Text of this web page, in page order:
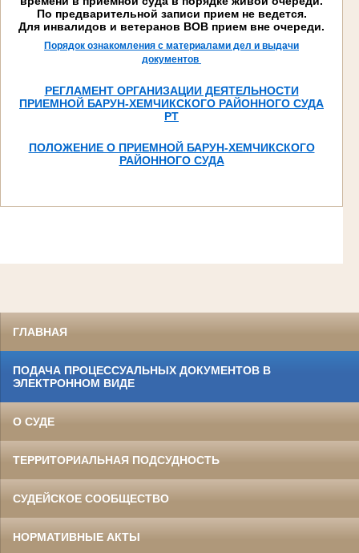
По предварительной записи прием не ведется.
Для инвалидов и ветеранов ВОВ прием вне очереди.
Порядок ознакомления с материалами дел и выдачи
документов
РЕГЛАМЕНТ ОРГАНИЗАЦИИ ДЕЯТЕЛЬНОСТИ
ПРИЕМНОЙ БАРУН-ХЕМЧИКСКОГО РАЙОННОГО СУДА
РТ
ПОЛОЖЕНИЕ О ПРИЕМНОЙ БАРУН-ХЕМЧИКСКОГО
РАЙОННОГО СУДА
ГЛАВНАЯ
ПОДАЧА ПРОЦЕССУАЛЬНЫХ ДОКУМЕНТОВ В
ЭЛЕКТРОННОМ ВИДЕ
О СУДЕ
ТЕРРИТОРИАЛЬНАЯ ПОДСУДНОСТЬ
СУДЕЙСКОЕ СООБЩЕСТВО
НОРМАТИВНЫЕ АКТЫ